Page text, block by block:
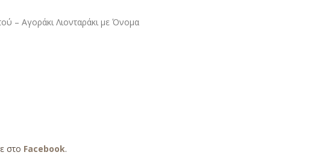
– Αγοράκι Λιονταράκι με Όνομα
στο Facebook.